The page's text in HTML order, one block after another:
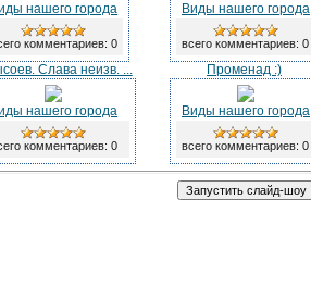
нашего города
комментариев: 0
Виды нашего города
всего комментариев: 0
Слава неизв. ...
нашего города
комментариев: 0
Променад :)
Виды нашего города
всего комментариев: 0